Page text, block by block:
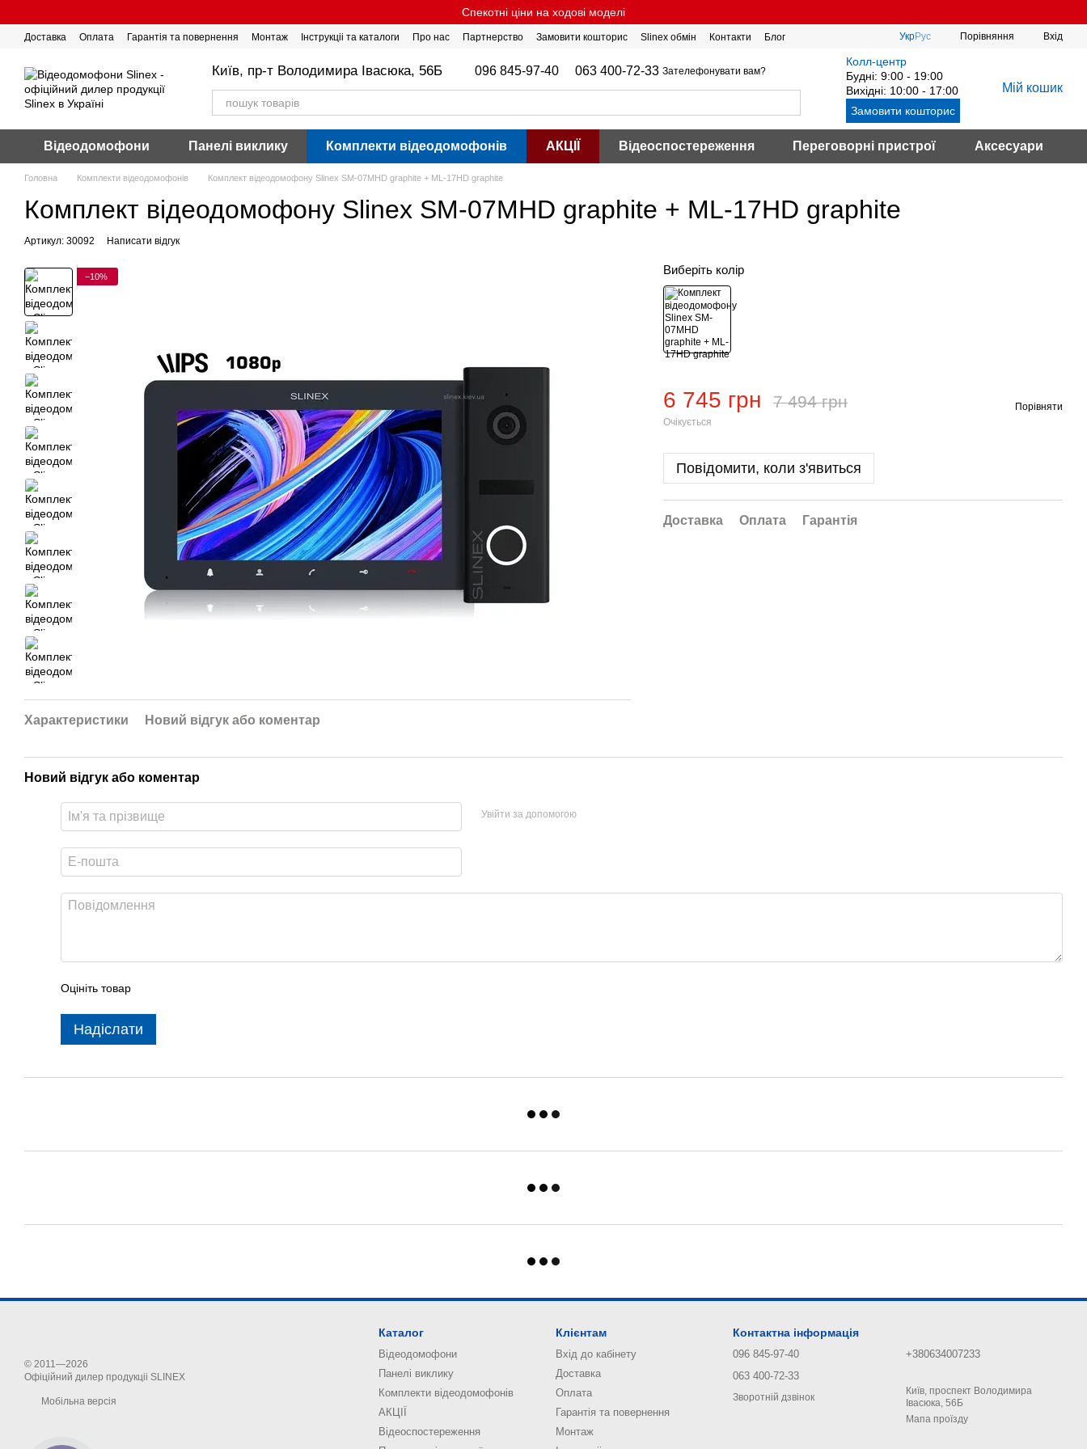
Спекотні ціни на ходові моделі
Доставка Оплата Гарантія та повернення Монтаж Інструкціі та каталоги Про нас Партнерство Замовити кошторис Slinex обмін Контакти Блог УкрРус Порівняння Вхід
Київ, пр-т Володимира Івасюка, 56Б 096 845-97-40 063 400-72-33 Зателефонувати вам?
Колл-центр
Будні: 9:00 - 19:00
Вихідні: 10:00 - 17:00
Замовити кошторис
Мій кошик
Відеодомофони Панелі виклику Комплекти відеодомофонів АКЦІЇ Відеоспостереження Переговорні пристрої Аксесуари
Головна Комплекти відеодомофонів Комплект відеодомофону Slinex SM-07MHD graphite + ML-17HD graphite
Комплект відеодомофону Slinex SM-07MHD graphite + ML-17HD graphite
Артикул: 30092 Написати відгук
−10%
Характеристики Новий відгук або коментар
Виберіть колір
6 745 грн 7 494 грн
Очікується
Порівняти
Повідомити, коли з'явиться
Доставка Оплата Гарантія
Новий відгук або коментар
Увійти за допомогою
Оцініть товар
Надіслати
© 2011—2026
Офіційний дилер продукціі SLINEX
Мобільна версія
Каталог
Відеодомофони
Панелі виклику
Комплекти відеодомофонів
АКЦІЇ
Відеоспостереження
Клієнтам
Вхід до кабінету
Доставка
Оплата
Гарантія та повернення
Монтаж
Контактна інформація
096 845-97-40
063 400-72-33
Зворотній дзвінок
+380634007233
Київ, проспект Володимира
Івасюка, 56Б
Мапа проїзду